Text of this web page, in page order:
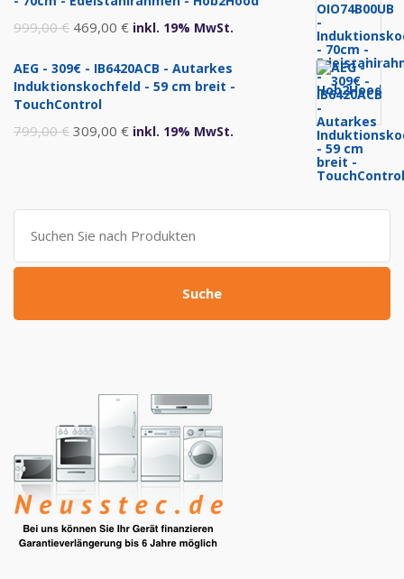
999,00€ Ursprünglicher
war:
999,00 €
469,00 €Aktueller
ist:
inkl. 19% MwSt.
AEG - 309€ - IB6420ACB - Autarkes
Induktionskochfeld - 59 cm breit -
TouchControl
799,00€ Ursprünglicher
799,00 €
309,00 €Aktueller
309,00 €.
inkl. 19% MwSt.
Suche
nach:
Suche